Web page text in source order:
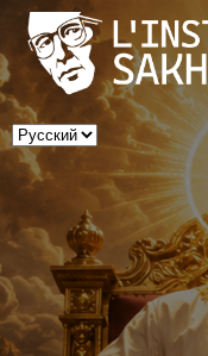
Выбрать
язык